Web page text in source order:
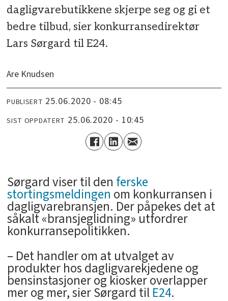
dagligvarebutikkene skjerpe seg og gi et
bedre tilbud, sier konkurransedirektør
Lars Sørgard til E24.
Are Knudsen
PUBLISERT 25.06.2020 - 08:45
SIST OPPDATERT 25.06.2020 - 10:45
Sørgard viser til den ferske
stortingsmeldingen om konkurransen i
dagligvarebransjen. Der påpekes det at
såkalt «bransjeglidning» utfordrer
konkurransepolitikken.
– Det handler om at utvalget av
produkter hos dagligvarekjedene og
bensinstasjoner og kiosker overlapper
mer og mer, sier Sørgard tilE24.